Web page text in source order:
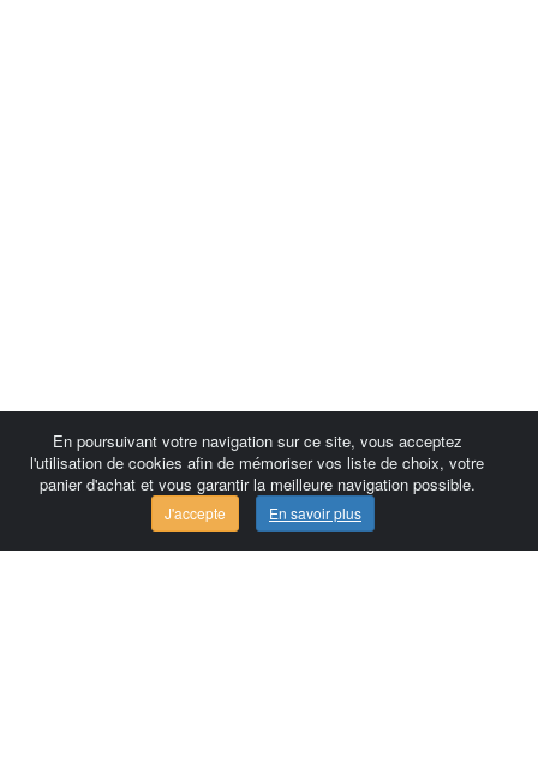
En poursuivant votre navigation sur ce site, vous acceptez
l'utilisation de cookies afin de mémoriser vos liste de choix, votre
panier d'achat et vous garantir la meilleure navigation possible.
J'accepte En savoir plus